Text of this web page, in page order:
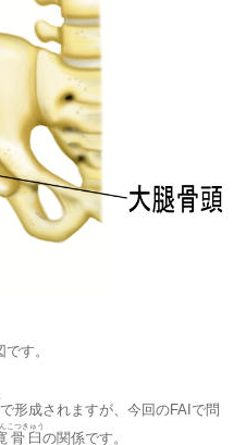
す。
で形成されますが、今回のFAIで問
骨臼
こつきゅう
の関係です。